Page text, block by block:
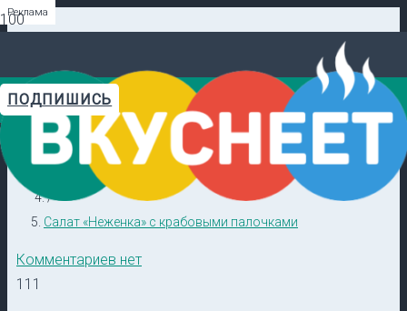
ПОДПИШИСЬ
Видеорецепты в ТГ →
Главная
/
Кулинарные секреты
/
Салат «Неженка» с крабовыми палочками
Комментариев нет
111
Реклама
Реклама
Реклама
Реклама
Реклама
Реклама